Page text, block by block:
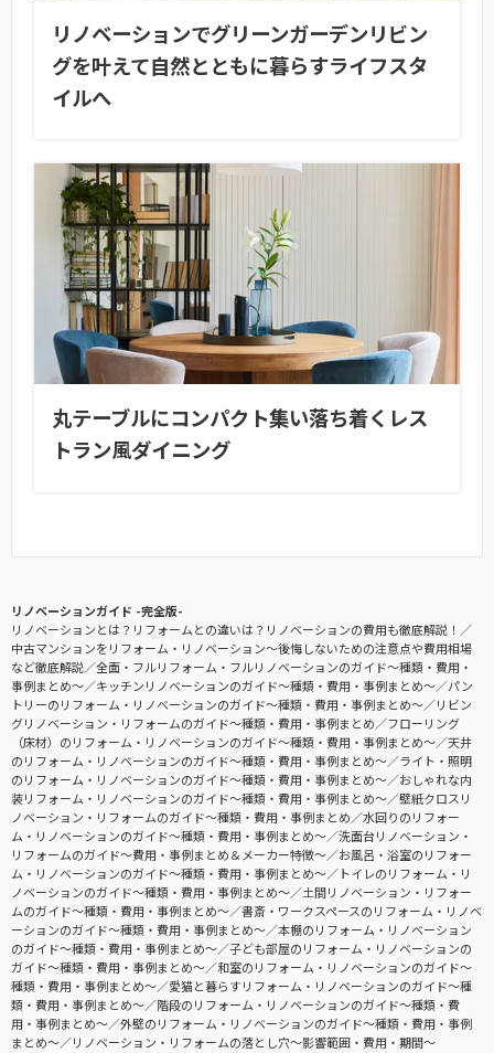
リノベーションでグリーンガーデンリビン
グを叶えて自然とともに暮らすライフスタ
イルへ
丸テーブルにコンパクト集い落ち着くレス
トラン風ダイニング
リノベーションガイド -完全版-
リノベーションとは？リフォームとの違いは？リノベーションの費用も徹底解説！
中古マンションをリフォーム・リノベーション〜後悔しないための注意点や費用相場
など徹底解説
全面・フルリフォーム・フルリノベーションのガイド〜種類・費用・
事例まとめ〜
キッチンリノベーションのガイド〜種類・費用・事例まとめ〜
パン
トリーのリフォーム・リノベーションのガイド〜種類・費用・事例まとめ〜
リビン
グリノベーション・リフォームのガイド〜種類・費用・事例まとめ
フローリング
（床材）のリフォーム・リノベーションのガイド〜種類・費用・事例まとめ〜
天井
のリフォーム・リノベーションのガイド〜種類・費用・事例まとめ〜
ライト・照明
のリフォーム・リノベーションのガイド〜種類・費用・事例まとめ〜
おしゃれな内
装リフォーム・リノベーションのガイド〜種類・費用・事例まとめ〜
壁紙クロスリ
ノベーション・リフォームのガイド〜種類・費用・事例まとめ
水回りのリフォー
ム・リノベーションのガイド〜種類・費用・事例まとめ〜
洗面台リノベーション・
リフォームのガイド〜費用・事例まとめ＆メーカー特徴〜
お風呂・浴室のリフォー
ム・リノベーションのガイド〜種類・費用・事例まとめ〜
トイレのリフォーム・リ
ノベーションのガイド〜種類・費用・事例まとめ〜
土間リノベーション・リフォー
ムのガイド〜種類・費用・事例まとめ〜
書斎・ワークスペースのリフォーム・リノベ
ーションのガイド〜種類・費用・事例まとめ〜
本棚のリフォーム・リノベーション
のガイド〜種類・費用・事例まとめ〜
子ども部屋のリフォーム・リノベーションの
ガイド〜種類・費用・事例まとめ〜
和室のリフォーム・リノベーションのガイド〜
種類・費用・事例まとめ〜
愛猫と暮らすリフォーム・リノベーションのガイド〜種
類・費用・事例まとめ〜
階段のリフォーム・リノベーションのガイド〜種類・費
用・事例まとめ〜
外壁のリフォーム・リノベーションのガイド〜種類・費用・事例
まとめ〜
リノベーション・リフォームの落とし穴～影響範囲・費用・期間～